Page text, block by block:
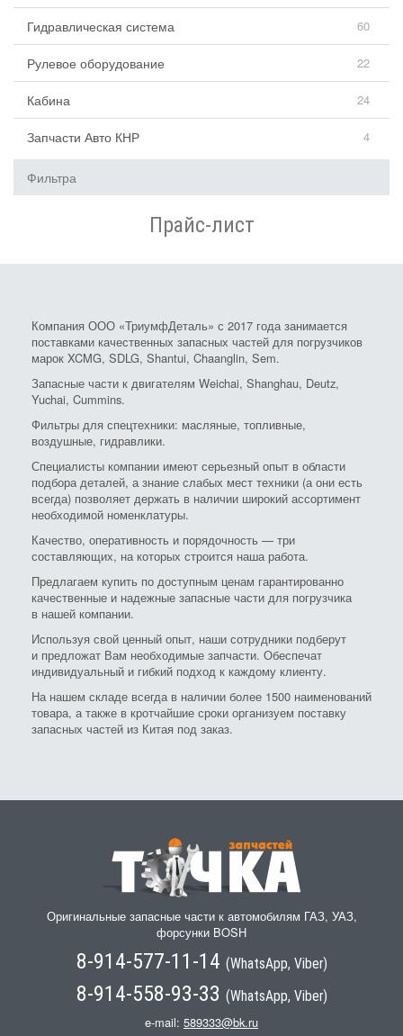
Гидравлическая система 60
Рулевое оборудование 22
Кабина 24
Запчасти Авто КНР 4
Фильтра
Прайс-лист
Компания ООО «ТриумфДеталь» с 2017 года занимается
поставками качественных запасных частей для погрузчиков
марок XCMG, SDLG, Shantui, Chaanglin, Sem.
Запасные части к двигателям Weichai, Shanghau, Deutz,
Yuchai, Cummins.
Фильтры для спецтехники: масляные, топливные,
воздушные, гидравлики.
Специалисты компании имеют серьезный опыт в области
подбора деталей, а знание слабых мест техники (а они есть
всегда) позволяет держать в наличии широкий ассортимент
необходимой номенклатуры.
Качество, оперативность и порядочность — три
составляющих, на которых строится наша работа.
Предлагаем купить по доступным ценам гарантированно
качественные и надежные запасные части для погрузчика
в нашей компании.
Используя свой ценный опыт, наши сотрудники подберут
и предложат Вам необходимые запчасти. Обеспечат
индивидуальный и гибкий подход к каждому клиенту.
На нашем складе всегда в наличии более 1500 наименований
товара, а также в кротчайшие сроки организуем поставку
запасных частей из Китая под заказ.
Оригинальные запасные части к автомобилям ГАЗ, УАЗ,
форсунки BOSH
8-914-577-11-14 (WhatsApp, Viber)
8-914-558-93-33 (WhatsApp, Viber)
e-mail: 589333@bk.ru